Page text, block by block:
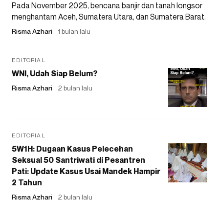
Pada November 2025, bencana banjir dan tanah longsor
menghantam Aceh, Sumatera Utara, dan Sumatera Barat.
Risma Azhari 1 bulan lalu
EDITORIAL
WNI, Udah Siap Belum?
Risma Azhari 2 bulan lalu
EDITORIAL
5W1H: Dugaan Kasus Pelecehan
Seksual 50 Santriwati di Pesantren
Pati: Update Kasus Usai Mandek Hampir
2 Tahun
Risma Azhari 2 bulan lalu